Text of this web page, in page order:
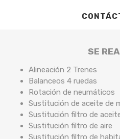
SE
Alineación 2 Trenes
Balanceos 4 ruedas
Rotación de neumáticos
Sustitución de aceite de
Sustitución filtro de
Sustitución filtro de aire
Sustitución filtro de